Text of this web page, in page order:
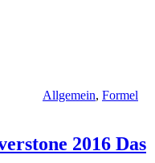
Allgemein, Formel
2016 Das